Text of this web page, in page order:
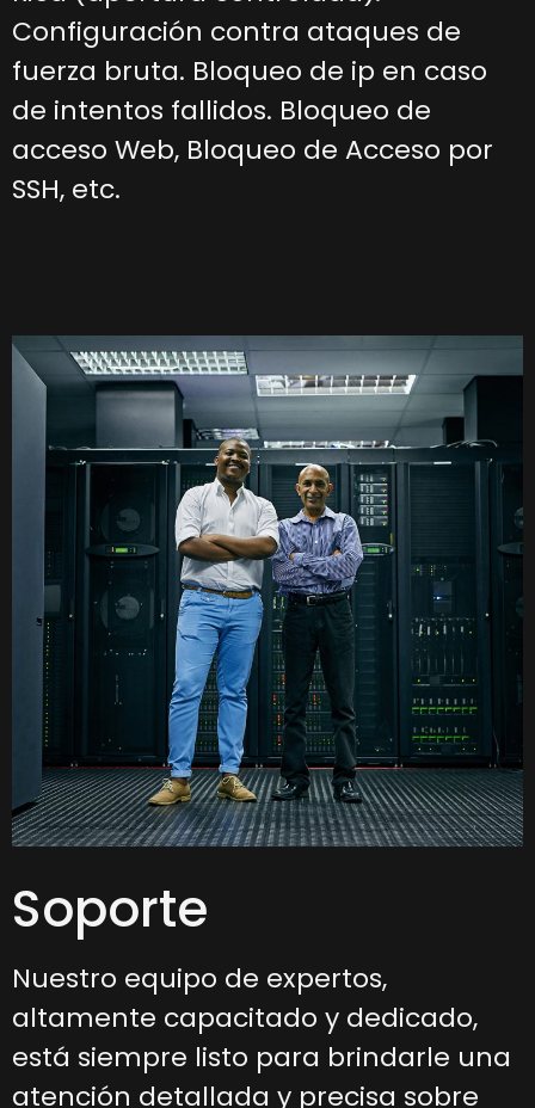
Configuración contra ataques de
fuerza bruta. Bloqueo de ip en caso
de intentos fallidos. Bloqueo de
acceso Web, Bloqueo de Acceso por
SSH, etc.
Soporte
Nuestro equipo de expertos,
altamente capacitado y dedicado,
está siempre listo para brindarle una
atención detallada y precisa sobre